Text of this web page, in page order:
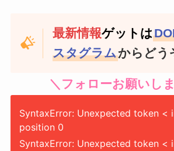
最新情報ゲットは
スタグラムからどう
＼フォローお願いし
SyntaxError: Unexpected token <
position 0
SyntaxError: Unexpected token <